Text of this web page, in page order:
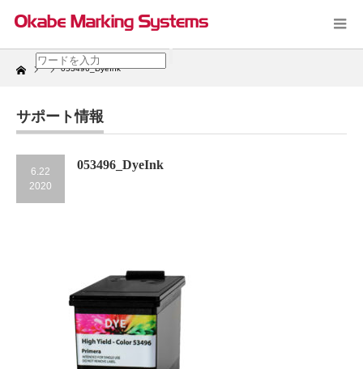
Home 053496_DyeInk
サポート情報
6.22
2020
053496_DyeInk